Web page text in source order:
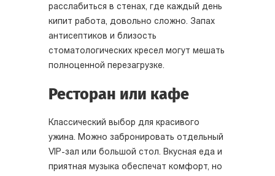
расслабиться в стенах, где каждый день
кипит работа, довольно сложно. Запах
антисептиков и близость
стоматологических кресел могут мешать
полноценной перезагрузке.
Ресторан или кафе
Классический выбор для красивого
ужина. Можно забронировать отдельный
VIP-зал или большой стол. Вкусная еда и
приятная музыка обеспечат комфорт, но